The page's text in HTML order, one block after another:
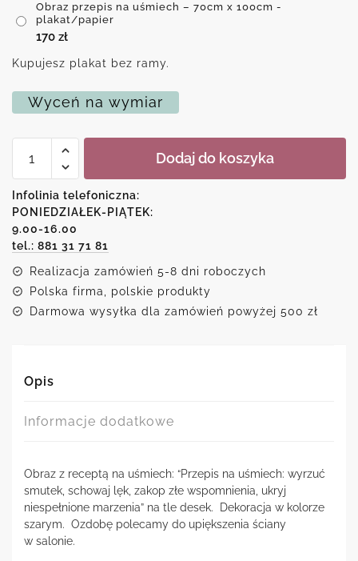
Obraz przepis na uśmiech – 70cm x 100cm -
plakat/papier
170 zł
Kupujesz plakat bez ramy.
Wyceń na wymiar
Obraz
na
uśmiech
Dodaj do koszyka
Infolinia telefoniczna:
PONIEDZIAŁEK-PIĄTEK:
9.00-16.00
tel.: 881 31 71 81
Realizacja zamówień 5-8 dni roboczych
Polska firma, polskie produkty
Darmowa wysyłka dla zamówień powyżej 500 zł
Opis
Informacje dodatkowe
Obraz z receptą na uśmiech: “Przepis na uśmiech: wyrzuć
smutek, schowaj lęk, zakop złe wspomnienia, ukryj
niespełnione marzenia” na tle desek. Dekoracja w kolorze
szarym. Ozdobę polecamy do upiększenia ściany
w salonie.